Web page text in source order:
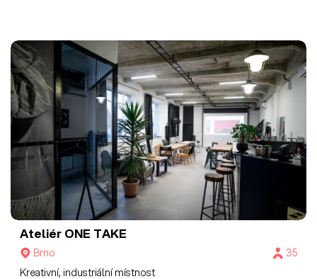
Ateliér ONE TAKE
Brno
35
Kreativní, industriální místnost